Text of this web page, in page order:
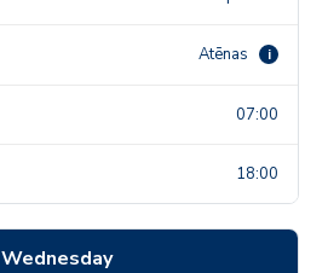
Atēnas i
07:00
18:00
Wednesday